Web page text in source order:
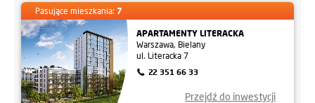
Pasujące mieszkania: 7
APARTAMENTY LITERACKA
Warszawa, Bielany
ul. Literacka 7
22 351 66 33
Przejdź do inwestycji